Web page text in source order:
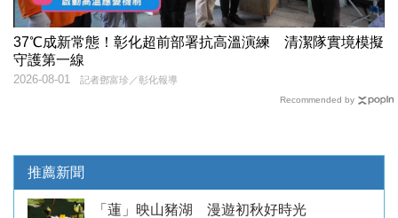
37℃成新常態！彰化超前部署抗高溫演練 清潔隊實境模擬
守護第一線
記者鄧富珍／彰化報導
2026-08-01
Recommended by
推薦新聞
「蓮」映山豬湖 漫遊初秋好時光